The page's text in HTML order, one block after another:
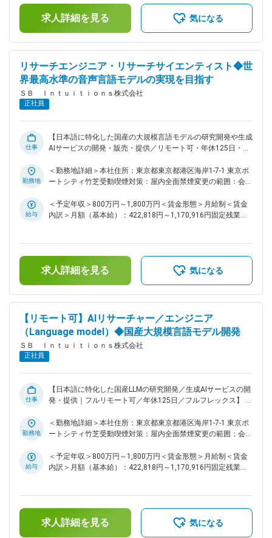
＜残業手当＞有＜給与補足＞※上限金額はその限りではござい
ません※別途インセンティブが支給されることがあります賃金
はあくまでも目安の金額であり、選考を通じて上下する可能性
求人詳細を見る 気になる
リサーチエンジニア・リサーチサイエンティスト◆世
界最高水準の音声言語モデルの実現を目指す
ＳＢ Ｉｎｔｕｉｔｉｏｎｓ株式会社
正社員
仕事
【日本語に特化した国産の大規模言語モデルの研究開発や生成
AIサービスの開発・販売・提供／リモート可・年休125日・フ
究開発を通じ、世界最高水準の音声言語モデルを実現する ■業
務内容 ・音声言語モデルの研究開発（音声対話、認識、合
の検証 ・言語知識と音声処理能力を統合した学習手法の開発
・音声言語モデル特有の能力を評価するベンチマークの設計
囲：会社の定める業務
勤務地
＜勤務地詳細＞本社住所：東京都東京都港区海岸1-7-1 東京ポ
ートシティ竹芝受動喫煙対策：屋内全面禁煙変更の範囲：会社
給与
＜予定年収＞800万円～1,800万円＜賃金形態＞月給制＜賃金
内訳＞月額（基本給）：422,818円～1,170,916円固定残業手
＜残業手当＞有＜給与補足＞※上限金額はその限りではござい
ません賃金はあくまでも目安の金額であり、選考を通じて上下
する可能性があります。月給(月額)は固定手当を含めた表記で
求人詳細を見る 気になる
【リモート可】AIリサーチャー／エンジニア
（Language model）◆国産大規模言語モデル開発
ＳＢ Ｉｎｔｕｉｔｉｏｎｓ株式会社
正社員
仕事
【日本語に特化した国産LLMの研究開発／生成AIサービスの開
発・提供｜フルリモート可／年休125日／フルフレックス】 ■
大規模言語モデル（LLM）「Sarashina」の研究開発を中心
に、生成AIサービスの開発・販売・提供を行っています。 海
現場で“本当に使えるLLMを自らの手で創り上げることを目指
しています。 本ポジションでは、LLMの研究開発を中核に、
え、単独でもプロダクトの強みとなりうる有用なモデルを実現
することを使命としています。 プロダクトの“心臓部”とも言え
るLLMの開発を通じて、圧倒的なユーザー体験を実現するプロ
勤務地
＜勤務地詳細＞本社住所：東京都東京都港区海岸1-7-1 東京ポ
ートシティ竹芝受動喫煙対策：屋内全面禁煙変更の範囲：会社
給与
＜予定年収＞800万円～1,800万円＜賃金形態＞月給制＜賃金
内訳＞月額（基本給）：422,818円～1,170,916円固定残業手
＜残業手当＞有＜給与補足＞※上限金額はその限りではござい
ません※別途インセンティブが支給されることがあります賃金
はあくまでも目安の金額であり、選考を通じて上下する可能性
求人詳細を見る 気になる